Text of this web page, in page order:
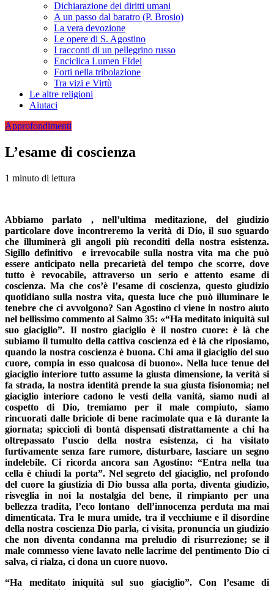
Dichiarazione dei diritti umani
A un passo dal baratro (P. Brosio)
La vera devozione
Le opere di S. Agostino
I racconti di un pellegrino russo
Enciclica Lumen FIdei
Forti nella tribolazione
Tra vizi e Virtù
Le altre religioni
Aiutaci
Approfondimenti
L’esame di coscienza
1 minuto di lettura
Abbiamo parlato , nell’ultima meditazione, del giudizio
particolare dove incontreremo la verità di Dio, il suo sguardo
che illuminerà gli angoli più reconditi della nostra esistenza.
Sigillo definitivo e irrevocabile sulla nostra vita ma che può
essere anticipato nella precarietà del tempo che scorre, dove
tutto è revocabile, attraverso un serio e attento esame di
coscienza. Ma che cos’è l’esame di coscienza, questo giudizio
quotidiano sulla nostra vita, questa luce che può illuminare le
tenebre che ci avvolgono? San Agostino ci viene in nostro aiuto
nel bellissimo commento al Salmo 35: «“Ha meditato iniquità sul
suo giaciglio”. Il nostro giaciglio è il nostro cuore: è là che
subiamo il tumulto della cattiva coscienza ed è là che riposiamo,
quando la nostra coscienza è buona. Chi ama il giaciglio del suo
cuore, compia in esso qualcosa di buono». Nella luce tenue del
giaciglio interiore tutto assume la giusta dimensione, la verità si
fa strada, la nostra identità prende la sua giusta fisionomia; nel
giaciglio interiore cadono le vesti della vanità, siamo nudi al
cospetto di Dio, tremiamo per il male compiuto, siamo
rincuorati dalle briciole di bene racimolate qua e là durante la
giornata; spiccioli di bontà dispensati distrattamente a chi ha
oltrepassato l’uscio della nostra esistenza, ci ha visitato
furtivamente senza fare rumore, disturbare, lasciare un segno
indelebile. Ci ricorda ancora san Agostino: “Entra nella tua
cella è chiudi la porta”. Nel segreto del giaciglio, nel profondo
del cuore la giustizia di Dio bussa alla porta, diventa giudizio,
risveglia in noi la nostalgia del bene, il rimpianto per una
bellezza tradita, l’eco lontano dell’innocenza perduta ma mai
dimenticata. Tra le mura umide, tra il vecchiume e il disordine
della nostra coscienza Dio parla, ci visita, pronuncia un giudizio
che non diventa condanna ma preludio di risurrezione; se il
male commesso viene lavato nelle lacrime del pentimento Dio ci
salva, ci rialza, ci dona un cuore nuovo.
“Ha meditato iniquità sul suo giaciglio”. Con l’esame di